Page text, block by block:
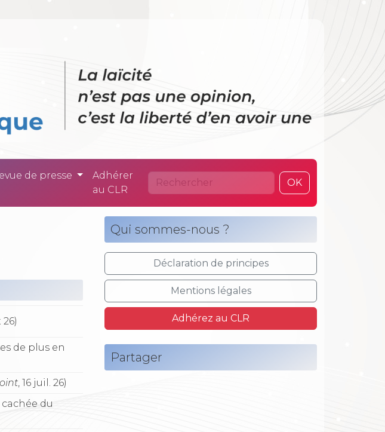
- La laïcité
de presse
Adhérer
au CLR
OK
de plus en
, 16 juil. 26)
du
Qui sommes-nous ?
Déclaration de principes
Mentions légales
Adhérez au CLR
Partager